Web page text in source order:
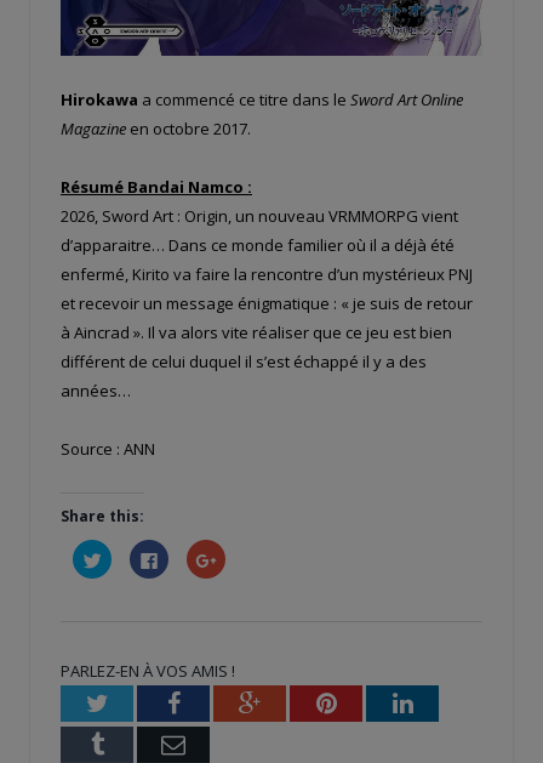
Hirokawa a commencé ce titre dans le Sword Art Online
Magazine en octobre 2017.
Résumé Bandai Namco :
2026, Sword Art : Origin, un nouveau VRMMORPG vient
d’apparaitre… Dans ce monde familier où il a déjà été
enfermé, Kirito va faire la rencontre d’un mystérieux PNJ
et recevoir un message énigmatique : « je suis de retour
à Aincrad ». Il va alors vite réaliser que ce jeu est bien
différent de celui duquel il s’est échappé il y a des
années…
Source : ANN
Share this:
Cliquez
pour
partager
nouvelle
fenêtre)
Cliquez
pour
partager
fenêtre)
Cliquez
pour
nouvelle
fenêtre)
PARLEZ-EN À VOS AMIS !
TwitterFacebookGoogle+PinterestLinkedIn
Tumblr Email